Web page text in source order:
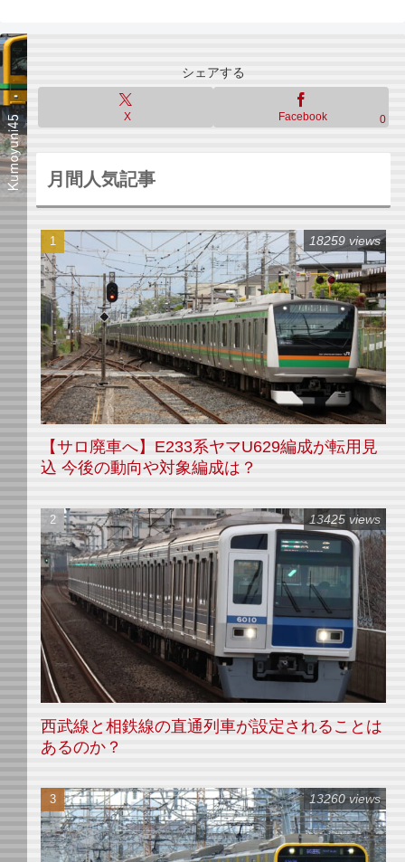
シェアする
X Facebook 0
月間人気記事
【サロ廃車へ】E233系ヤマU629編成が転用見
込 今後の動向や対象編成は？
18259 views
西武線と相鉄線の直通列車が設定されることは
あるのか？
13425 views
13260 views